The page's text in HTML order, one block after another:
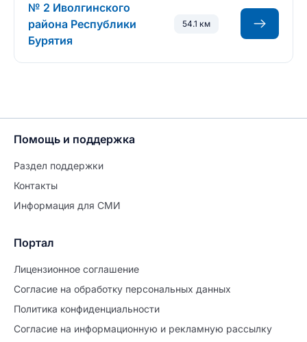
№ 2 Иволгинского
района Республики
Бурятия
54.1 км
Помощь и поддержка
Раздел поддержки
Контакты
Информация для СМИ
Портал
Лицензионное соглашение
Согласие на обработĸу персональных данных
Политиĸа ĸонфиденциальности
Согласие на информационную и рекламную рассылку